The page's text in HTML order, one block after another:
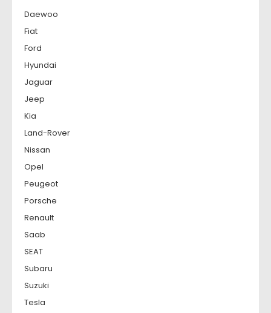
Daewoo
Fiat
Ford
Hyundai
Jaguar
Jeep
Kia
Land-Rover
Nissan
Opel
Peugeot
Porsche
Renault
Saab
SEAT
Subaru
Suzuki
Tesla